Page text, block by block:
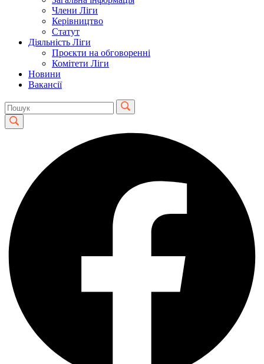
Члени Ліги
Керівництво
Статут
Діяльність Ліги
Проєкти на обговоренні
Комітети Ліги
Новини
Вакансії